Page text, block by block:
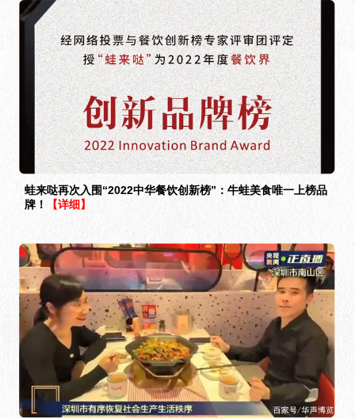
蛙来哒再次入围“2022中华餐饮创新榜”：牛蛙美食唯一上榜品
牌！
【详细】